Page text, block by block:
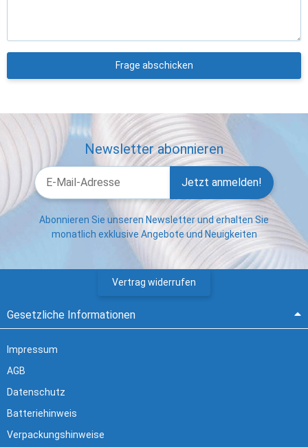
Frage abschicken
Newsletter abonnieren
Jetzt anmelden!
Abonnieren Sie unseren Newsletter und erhalten Sie
monatlich exklusive Angebote und Neuigkeiten
Vertrag widerrufen
Gesetzliche Informationen
Impressum
AGB
Datenschutz
Batteriehinweis
Verpackungshinweise